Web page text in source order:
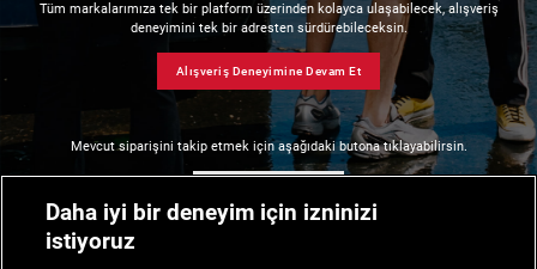
Tüm markalarımıza tek bir platform üzerinden kolayca ulaşabilecek, alışveriş
deneyimini tek bir adresten sürdürebileceksin.
Alışveriş Deneyimine Devam Et
Mevcut siparişini takip etmek için aşağıdaki butona tıklayabilirsin.
Daha iyi bir deneyim için izninizi
istiyoruz